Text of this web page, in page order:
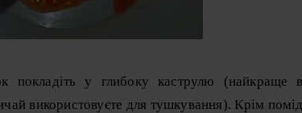
покладіть у глибоку каструлю (найкраще
використовуєте для тушкування). Крім